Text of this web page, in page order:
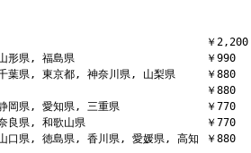
￥2,200
形県, 福島県
￥990
葉県, 東京都, 神奈川県, 山梨県
￥880
￥880
岡県, 愛知県, 三重県
￥770
良県, 和歌山県
￥770
口県, 徳島県, 香川県, 愛媛県, 高知
￥880